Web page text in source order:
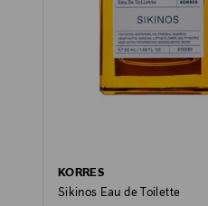
KORRES
Sikinos Eau de Toilette